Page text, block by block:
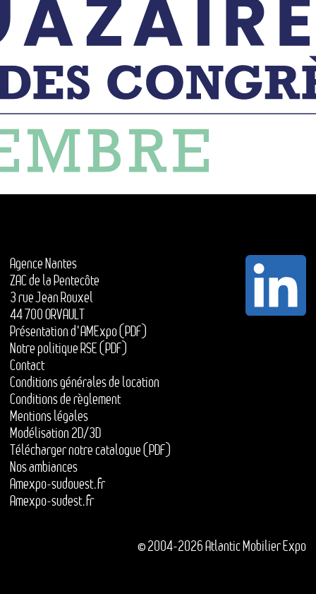
Agence Nantes
ZAC de la Pentecôte
3 rue Jean Rouxel
44 700 ORVAULT
Présentation d'AMExpo (PDF)
Notre politique RSE (PDF)
Contact
Conditions générales de location
Conditions de règlement
Mentions légales
Modélisation 2D/3D
Télécharger notre catalogue (PDF)
Nos ambiances
Amexpo-sudouest.fr
Amexpo-sudest.fr
© 2004-2026 Atlantic Mobilier Expo